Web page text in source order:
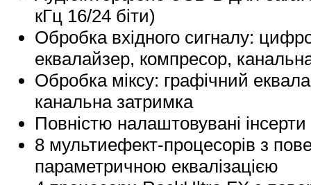
кГц 16/24 біти)
Обробка вхідного сигналу:
еквалайзер, компресор,
Обробка міксу: графічний
канальна затримка
Повністю налаштовувані
8 мультиефект-процесорів з
параметричною еквалізацією